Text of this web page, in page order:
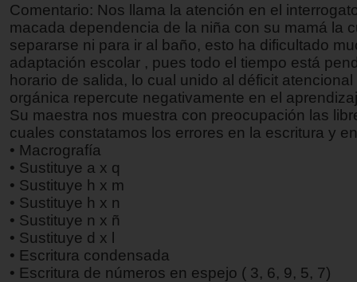
Comentario: Nos llama la atención en el
macada dependencia de la niña con su mamá la
separarse ni para ir al baño, esto ha dificultado
adaptación escolar , pues todo el tiempo está
horario de salida, lo cual unido al déficit
orgánica repercute negativamente en el
Su maestra nos muestra con preocupación las
cuales constatamos los errores en la escritura y
• Macrografía
• Sustituye a x q
• Sustituye h x m
• Sustituye h x n
• Sustituye n x ñ
• Sustituye d x l
• Escritura condensada
• Escritura de números en espejo ( 3, 6, 9, 5, 7)